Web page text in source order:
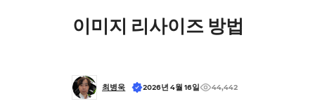
이미지 리사이즈 방법
최병욱 2026년 4월 16일 44,442